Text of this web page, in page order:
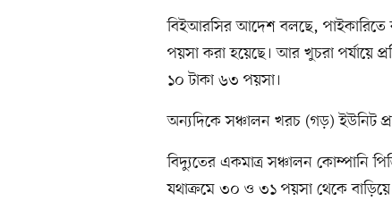
বিইআরসির আদেশ বলছে, পাইকারিতে
পয়সা করা হয়েছে। আর খুচরা পর্যায়ে
১০ টাকা ৬৩ পয়সা।
অন্যদিকে সঞ্চালন খরচ (গড়) ইউনিট
বিদ্যুতের একমাত্র সঞ্চালন কোম্পানি
যথাক্রমে ৩০ ও ৩১ পয়সা থেকে